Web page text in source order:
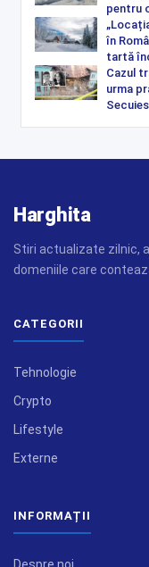
pentru
în
tartă
Cazul
urma
Harghita
Stiri actualizate zilnic,
domeniile care
CATEGORII
Tehnologie
Crypto
Lifestyle
Externe
INFORMAȚII